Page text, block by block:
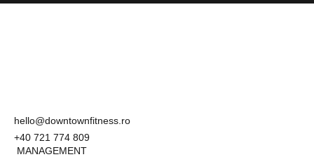
hello@downtownfitness.ro
+40 721 774 809
MANAGEMENT